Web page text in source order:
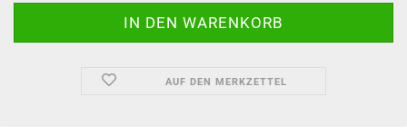
AUF DEN MERKZETTEL